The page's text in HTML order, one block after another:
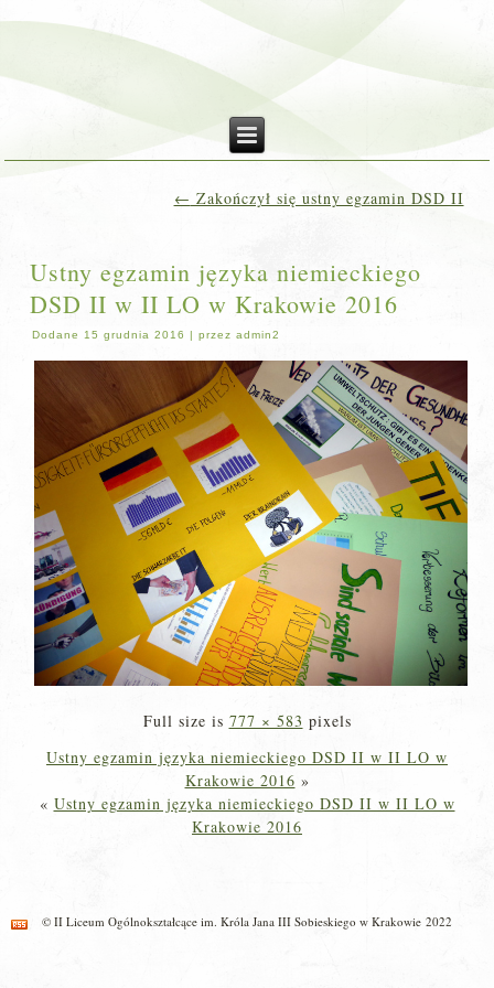
← Zakończył się ustny egzamin DSD II
Ustny egzamin języka niemieckiego
DSD II w II LO w Krakowie 2016
Dodane 15 grudnia 2016 |przez admin2
Full size is 777 × 583 pixels
Ustny egzamin języka niemieckiego DSD II w II LO w
Krakowie 2016 »
« Ustny egzamin języka niemieckiego DSD II w II LO w
Krakowie 2016
© II Liceum Ogólnokształcące im. Króla Jana III Sobieskiego w Krakowie 2022